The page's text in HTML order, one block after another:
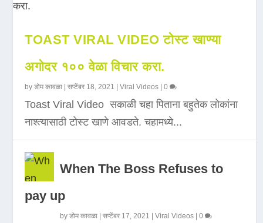
TOAST VIRAL VIDEO टोस्ट खाण्या
अगोदर १०० वेळा विचार करा.
byडोम कावळा |सप्टेंबर 18, 2021 |Viral Videos |0
Toast Viral Video सकाळी चहा पिताना बहुतेक लोकांना
नाश्त्यासाठी टोस्ट खाणे आवडते. चहामध्ये...
When The Boss Refuses to
pay up
byडोम कावळा |सप्टेंबर 17, 2021 |Viral Videos |0